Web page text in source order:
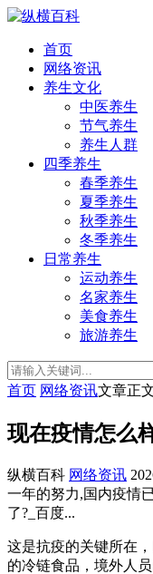
首页
网络资讯
养生文化
中医养生
节气养生
养生人群
四季养生
春季养生
夏季养生
秋季养生
冬季养生
日常养生
运动养生
名家养生
美食养生
旅游养生
首页 网络资讯文章正
现在疫情怎么
纵横百科 网络资讯
一年的努力,国内疫情
了?_百度...
这是抗疫的关键所在
的冷链食品，境外人